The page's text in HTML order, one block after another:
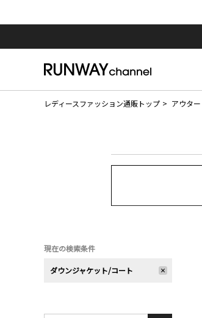
レディースファッション通販トップ アウター
現在の検索条件
ダウンジャケット/コート